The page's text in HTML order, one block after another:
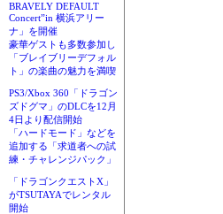
BRAVELY DEFAULT
Concert”in 横浜アリー
ナ」を開催
豪華ゲストも多数参加し
「ブレイブリーデフォル
ト」の楽曲の魅力を満喫
PS3/Xbox 360「ドラゴン
ズドグマ」のDLCを12月
4日より配信開始
「ハードモード」などを
追加する「求道者への試
練・チャレンジパック」
「ドラゴンクエストX」
がTSUTAYAでレンタル
開始